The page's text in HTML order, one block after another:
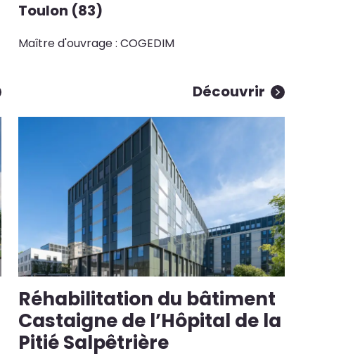
Toulon (83)
Maître d'ouvrage : COGEDIM
Découvrir
Réhabilitation du bâtiment
Castaigne de l’Hôpital de la
Pitié Salpêtrière